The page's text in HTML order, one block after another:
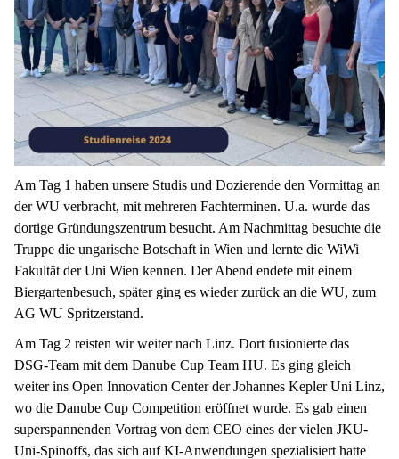
Am Tag 1 haben unsere Studis und Dozierende den Vormittag an
der WU verbracht, mit mehreren Fachterminen. U.a. wurde das
dortige Gründungszentrum besucht. Am Nachmittag besuchte die
Truppe die ungarische Botschaft in Wien und lernte die WiWi
Fakultät der Uni Wien kennen. Der Abend endete mit einem
Biergartenbesuch, später ging es wieder zurück an die WU, zum
AG WU Spritzerstand.
Am Tag 2 reisten wir weiter nach Linz. Dort fusionierte das
DSG-Team mit dem Danube Cup Team HU. Es ging gleich
weiter ins Open Innovation Center der Johannes Kepler Uni Linz,
wo die Danube Cup Competition eröffnet wurde. Es gab einen
superspannenden Vortrag von dem CEO eines der vielen JKU-
Uni-Spinoffs, das sich auf KI-Anwendungen spezialisiert hatte